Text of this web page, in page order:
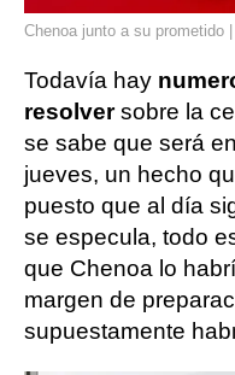
Chenoa junto a su prometido
Todavía hay
resolversobre la
se sabe que será
jueves, un hecho
puesto que al día
se especula, todo
que Chenoa lo
margen de
supuestamente